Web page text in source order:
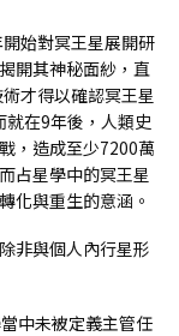
始對冥王星展開研
開其神秘面紗，直
才得以確認冥王星
在9年後，人類史
，造成至少7200萬
占星學中的冥王星
化與重生的意涵。
非與個人內行星形
中未被定義主管任